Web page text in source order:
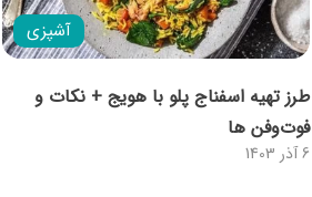
آشپزی
6 آذر 1403
طرز تهیه اسفناج پلو با هویج + نکات و
فوت‌وفن ها